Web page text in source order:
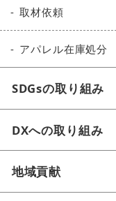
取材依頼
アパレル在庫処分
SDGsの取り組み
DXへの取り組み
地域貢献